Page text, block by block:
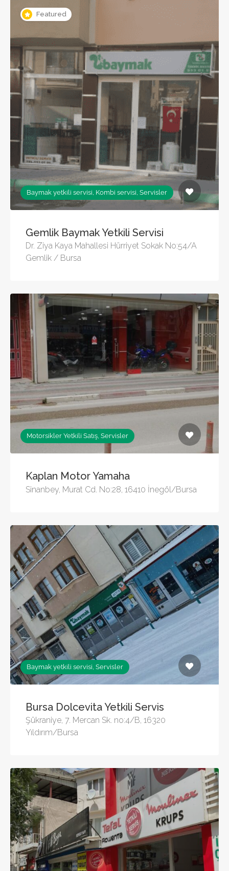
Featured
Baymak yetkili servisi, Kombi servisi, Servisler
Gemlik Baymak Yetkili Servisi
Dr. Ziya Kaya Mahallesi Hürriyet Sokak No:54/A
Gemlik / Bursa
Motorsikler Yetkili Satış, Servisler
Kaplan Motor Yamaha
Sinanbey, Murat Cd. No:28, 16410 İnegöl/Bursa
Baymak yetkili servisi, Servisler
Bursa Dolcevita Yetkili Servis
Şükraniye, 7. Mercan Sk. no:4/B, 16320
Yıldırım/Bursa